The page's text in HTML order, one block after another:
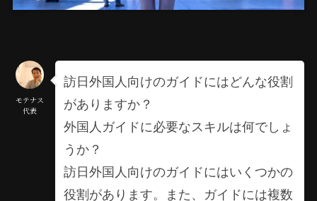
モテナス
代表
訪日外国人向けのガイドにはどんな役割
がありますか？
外国人ガイドに必要なスキルは何でしょ
うか？
訪日外国人向けのガイドにはいくつかの
役割があります。また、ガイドには複数